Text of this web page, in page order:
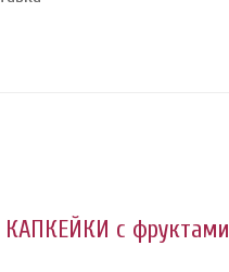
КАПКЕЙКИ с фруктами